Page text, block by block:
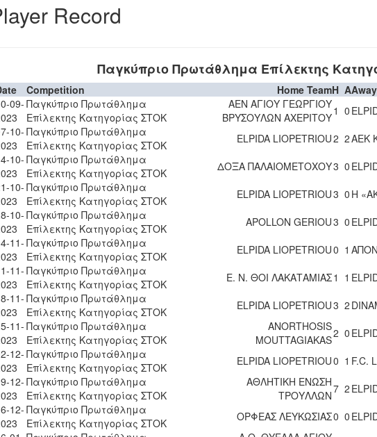
Record
Παγκύπριο Πρωτάθλημα Επίλεκτης
Competition Home TeamH A
09- Παγκύπριο Πρωτάθλημα
Επίλεκτης Κατηγορίας ΣΤΟΚ
ΑΕΝ ΑΓΙΟΥ ΓΕΩΡΓΙΟΥ
ΒΡΥΣΟΥΛΩΝ ΑΧΕΡΙΤΟΥ1 0
10- Παγκύπριο Πρωτάθλημα
Επίλεκτης Κατηγορίας ΣΤΟΚ
ELPIDA LIOPETRIOU2 2ΑΕΚ
10- Παγκύπριο Πρωτάθλημα
Επίλεκτης Κατηγορίας ΣΤΟΚ
ΔΟΞΑ ΠΑΛΑΙΟΜΕΤΟΧΟΥ3 0
10- Παγκύπριο Πρωτάθλημα
Επίλεκτης Κατηγορίας ΣΤΟΚ
ELPIDA LIOPETRIOU3 0 Η
10- Παγκύπριο Πρωτάθλημα
Επίλεκτης Κατηγορίας ΣΤΟΚ
APOLLON GERIOU3 0
11- Παγκύπριο Πρωτάθλημα
Επίλεκτης Κατηγορίας ΣΤΟΚ
ELPIDA LIOPETRIOU0 1
11- Παγκύπριο Πρωτάθλημα
Επίλεκτης Κατηγορίας ΣΤΟΚ
Ε. Ν. ΘΟΙ ΛΑΚΑΤΑΜΙΑΣ1 1
11- Παγκύπριο Πρωτάθλημα
Επίλεκτης Κατηγορίας ΣΤΟΚ
ELPIDA LIOPETRIOU3 2
11- Παγκύπριο Πρωτάθλημα
Επίλεκτης Κατηγορίας ΣΤΟΚ
ANORTHOSIS
MOUTTAGIAKAS2 0
12- Παγκύπριο Πρωτάθλημα
Επίλεκτης Κατηγορίας ΣΤΟΚ
ELPIDA LIOPETRIOU0 1 F.C.
12- Παγκύπριο Πρωτάθλημα
Επίλεκτης Κατηγορίας ΣΤΟΚ
ΑΘΛΗΤΙΚΗ ΕΝΩΣΗ
ΤΡΟΥΛΛΩΝ7 2
12- Παγκύπριο Πρωτάθλημα
Επίλεκτης Κατηγορίας ΣΤΟΚ
ΟΡΦΕΑΣ ΛΕΥΚΩΣΙΑΣ0 0